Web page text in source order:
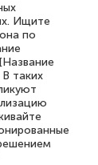
Ищите
по
таких